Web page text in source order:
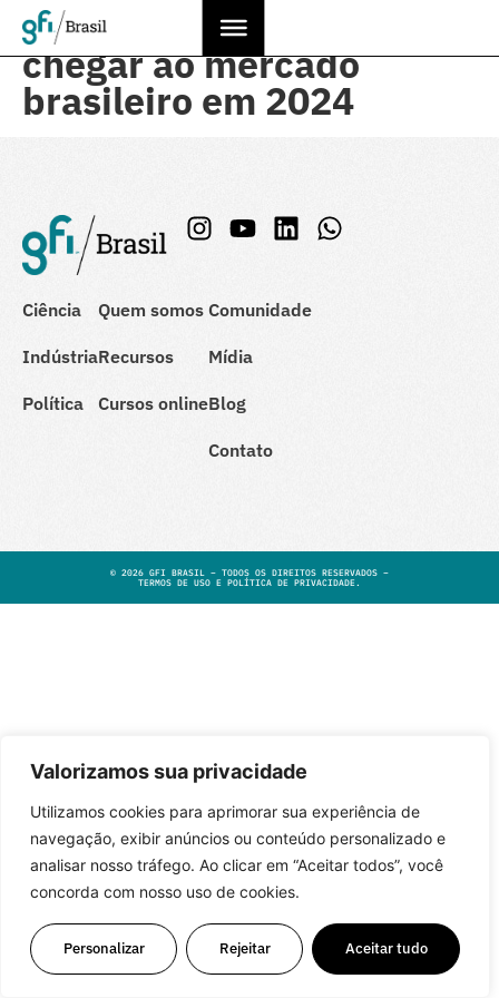
Valorizamos sua privacidade
Utilizamos cookies para aprimorar sua experiência de
navegação, exibir anúncios ou conteúdo personalizado e
analisar nosso tráfego. Ao clicar em “Aceitar todos”, você
concorda com nosso uso de cookies.
Personalizar Rejeitar Aceitar tudo
Carne Cultivada deve
chegar ao mercado
brasileiro em 2024
Ciência
Indústria
Política
Quem somos
Recursos
Cursos online
Comunidade
Mídia
Blog
Contato
© 2026 GFI BRASIL – TODOS OS DIREITOS RESERVADOS –
TERMOS DE USO E POLÍTICA DE PRIVACIDADE .